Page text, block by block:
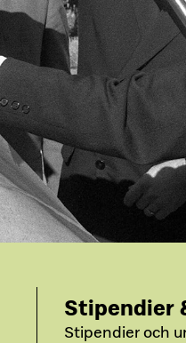
Stipendier
Stipendier och